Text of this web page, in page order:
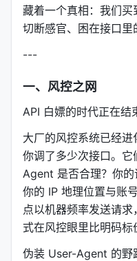
藏着一个真相：我们
切断感官、困在接口里
---
一、风控之网
API 白嫖的时代正在结
大厂的风控系统已经
你调了多少次接口。
Agent 是否合理？你的
你的 IP 地理位置与账
点以机器频率发送请
式在风控眼里比明码标
伪装 User-Agent 的野